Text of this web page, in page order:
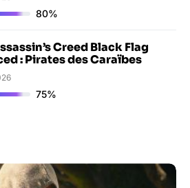
80%
Creed Black Flag
: Pirates des Caraïbes
75%